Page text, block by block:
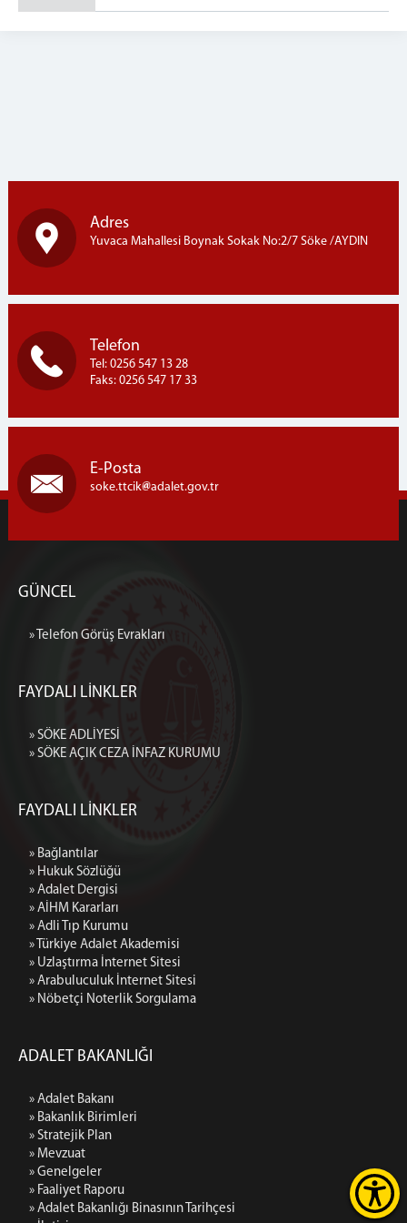
GÖRÜŞ PROGRAMLARI
Adres
Yuvaca Mahallesi Boynak Sokak No:2/7 Söke /AYDIN
Telefon
Tel: 0256 547 13 28
Faks: 0256 547 17 33
E-Posta
soke.ttcik adalet.gov.tr
GÜNCEL
» Telefon Görüş Evrakları
FAYDALI LİNKLER
» SÖKE ADLİYESİ
» SÖKE AÇIK CEZA İNFAZ KURUMU
FAYDALI LİNKLER
» Bağlantılar
» Hukuk Sözlüğü
» Adalet Dergisi
» AİHM Kararları
» Adli Tıp Kurumu
» Türkiye Adalet Akademisi
» Uzlaştırma İnternet Sitesi
» Arabuluculuk İnternet Sitesi
» Nöbetçi Noterlik Sorgulama
ADALET BAKANLIĞI
» Adalet Bakanı
» Bakanlık Birimleri
» Stratejik Plan
» Mevzuat
» Genelgeler
» Faaliyet Raporu
» Adalet Bakanlığı Binasının Tarihçesi